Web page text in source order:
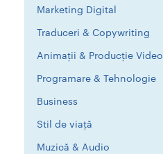
Marketing Digital
Traduceri & Copywriting
Animații & Producție Video
Programare & Tehnologie
Business
Stil de viață
Muzică & Audio